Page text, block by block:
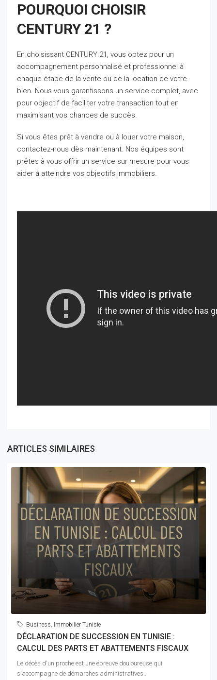
POURQUOI CHOISIR
CENTURY 21 ?
En choisissant CENTURY 21, vous optez pour un
accompagnement personnalisé et professionnel à
chaque étape de la vente ou de la location de votre
bien. Nous vous garantissons un service complet, avec
pour objectif de faciliter votre transaction tout en
maximisant vos chances de succès.
Si vous êtes prêt à vendre ou à louer votre maison,
contactez-nous dès maintenant. Nos équipes sont
prêtes à vous offrir un service sur mesure pour vous
aider à atteindre vos objectifs immobiliers.
ARTICLES SIMILAIRES
Business Immobilier Tunisie
DÉCLARATION DE SUCCESSION EN TUNISIE :
CALCUL DES PARTS ET ABATTEMENTS FISCAUX
Le décès d'un proche est une épreuve douloureuse qui
s'accompagne de démarches administratives...